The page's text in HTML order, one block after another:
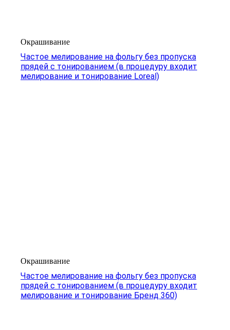
Окрашивание
Частое мелирование на фольгу без пропуска
прядей с тонированием (в процедуру входит
мелирование и тонирование Loreal)
Окрашивание
Частое мелирование на фольгу без пропуска
прядей с тонированием (в процедуру входит
мелирование и тонирование Бренд 360)